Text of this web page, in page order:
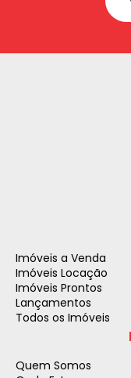
Imóveis a Venda
Imóveis Locação
Imóveis Prontos
Lançamentos
Todos os Imóveis
Quem Somos